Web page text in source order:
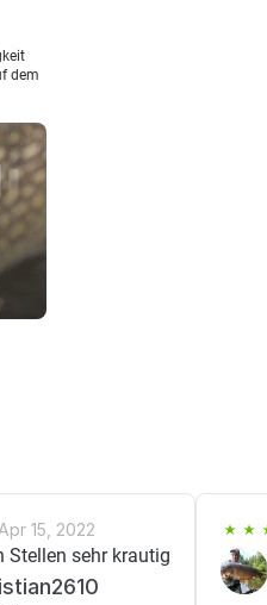
dem
Apr 15, 2022
Stellen sehr krautig